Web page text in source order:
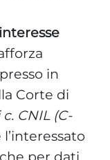
in
Corte di
CNIL (C-
per dati